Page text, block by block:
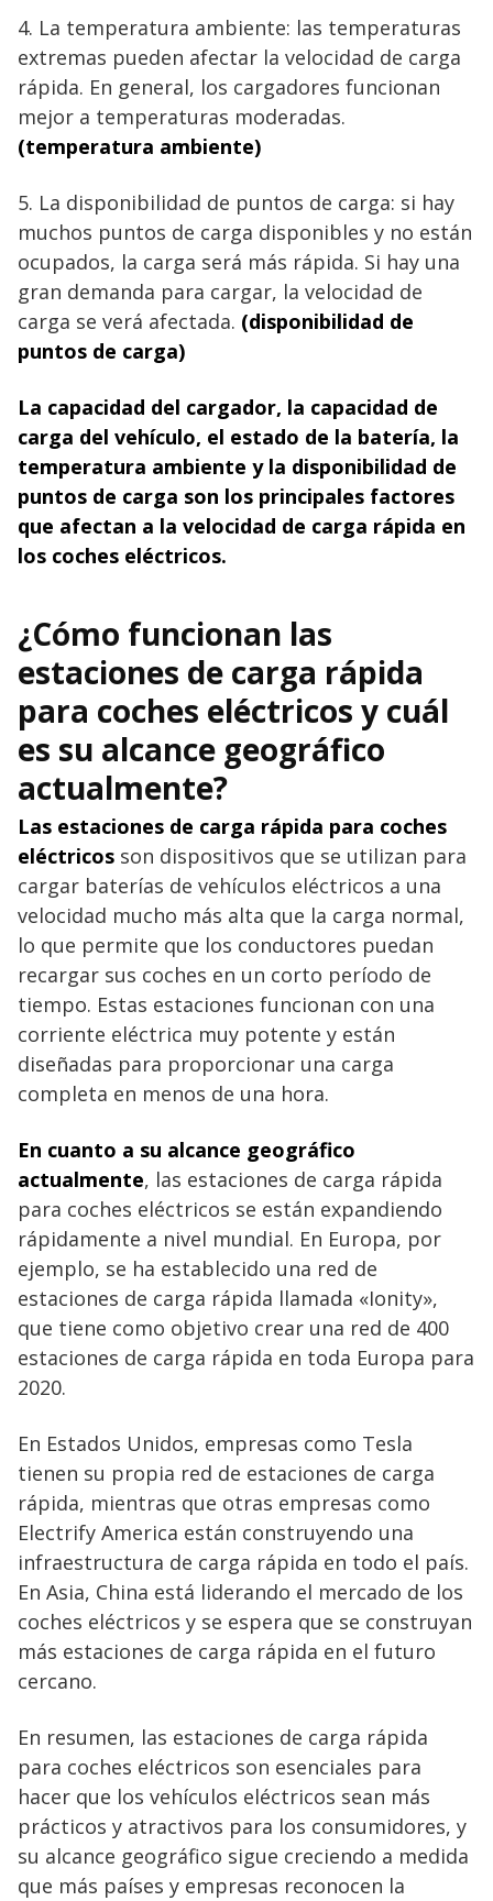
4. La temperatura ambiente: las temperaturas
extremas pueden afectar la velocidad de carga
rápida. En general, los cargadores funcionan
mejor a temperaturas moderadas.
(temperatura ambiente)
5. La disponibilidad de puntos de carga: si hay
muchos puntos de carga disponibles y no están
ocupados, la carga será más rápida. Si hay una
gran demanda para cargar, la velocidad de
carga se verá afectada. (disponibilidad de
puntos de carga)
La capacidad del cargador, la capacidad de
carga del vehículo, el estado de la batería, la
temperatura ambiente y la disponibilidad de
puntos de carga son los principales factores
que afectan a la velocidad de carga rápida en
los coches eléctricos.
¿Cómo funcionan las
estaciones de carga rápida
para coches eléctricos y cuál
es su alcance geográfico
actualmente?
Las estaciones de carga rápida para coches
eléctricos son dispositivos que se utilizan para
cargar baterías de vehículos eléctricos a una
velocidad mucho más alta que la carga normal,
lo que permite que los conductores puedan
recargar sus coches en un corto período de
tiempo. Estas estaciones funcionan con una
corriente eléctrica muy potente y están
diseñadas para proporcionar una carga
completa en menos de una hora.
En cuanto a su alcance geográfico
actualmente, las estaciones de carga rápida
para coches eléctricos se están expandiendo
rápidamente a nivel mundial. En Europa, por
ejemplo, se ha establecido una red de
estaciones de carga rápida llamada «Ionity»,
que tiene como objetivo crear una red de 400
estaciones de carga rápida en toda Europa para
2020.
En Estados Unidos, empresas como Tesla
tienen su propia red de estaciones de carga
rápida, mientras que otras empresas como
Electrify America están construyendo una
infraestructura de carga rápida en todo el país.
En Asia, China está liderando el mercado de los
coches eléctricos y se espera que se construyan
más estaciones de carga rápida en el futuro
cercano.
En resumen, las estaciones de carga rápida
para coches eléctricos son esenciales para
hacer que los vehículos eléctricos sean más
prácticos y atractivos para los consumidores, y
su alcance geográfico sigue creciendo a medida
que más países y empresas reconocen la